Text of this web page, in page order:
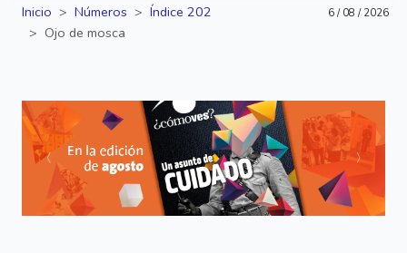
Inicio Números
Índice 202
Ojo de mosca
6 / 08 / 2026
Siguiente Anterior